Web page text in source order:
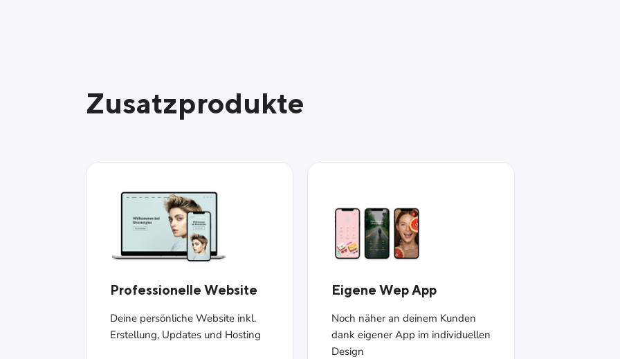
Zusatzprodukte
Professionelle Website
Deine persönliche Website inkl.
Erstellung, Updates und Hosting
Eigene Wep App
Noch näher an deinem Kunden
dank eigener App im individuellen
Design